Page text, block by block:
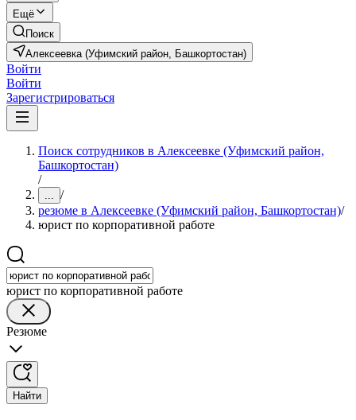
Ещё
Поиск
Алексеевка (Уфимский район, Башкортостан)
Войти
Войти
Зарегистрироваться
Поиск сотрудников в Алексеевке (Уфимский район,
Башкортостан)
/
... /
резюме в Алексеевке (Уфимский район, Башкортостан)/
юрист по корпоративной работе
юрист по корпоративной работе
Резюме
Найти